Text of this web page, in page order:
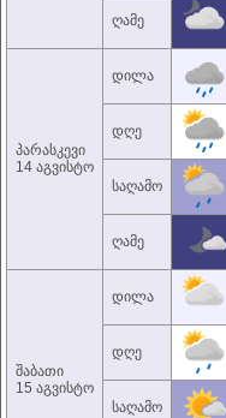
ღამე
პარასკევი
14 აგვისტო
დილა
დღე
საღამო
ღამე
შაბათი
15 აგვისტო
დილა
დღე
საღამო